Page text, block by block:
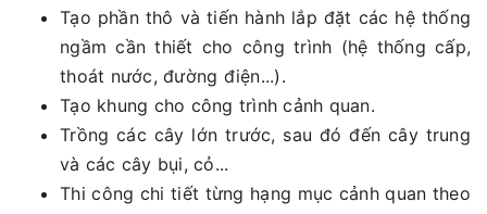
Tạo phần thô và tiến hành lắp đặt các hệ thống
ngầm cần thiết cho công trình (hệ thống cấp,
thoát nước, đường điện...).
Tạo khung cho công trình cảnh quan.
Trồng các cây lớn trước, sau đó đến cây trung
và các cây bụi, cỏ...
Thi công chi tiết từng hạng mục cảnh quan theo